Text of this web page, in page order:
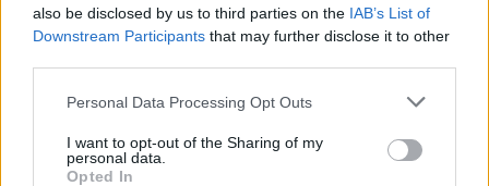
also be disclosed by us to third parties on the IAB’s List of
Downstream Participants that may further disclose it to other
Personal Data Processing Opt Outs
I want to opt-out of the Sharing of my
personal data.
Opted In